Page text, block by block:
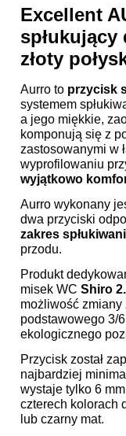
Excellent
spłukujący
złoty
Aurro to przycisk
systemem
a jego miękkie,
komponują się z
zastosowanymi w
wyprofilowaniu
wyjątkowo
Aurro wykonany
dwa przyciski
zakres
przodu.
Produkt
misek WC Shiro
możliwość zmiany
podstawowego 3/
ekologicznego
Przycisk został
najbardziej
wystaje tylko 6
czterech kolorach
lub czarny mat.